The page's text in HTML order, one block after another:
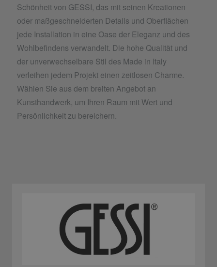
Schönheit von GESSI, das mit seinen Kreationen
oder maßgeschneiderten Details und Oberflächen
jede Installation in eine Oase der Eleganz und des
Wohlbefindens verwandelt. Die hohe Qualität und
der unverwechselbare Stil des Made in Italy
verleihen jedem Projekt einen zeitlosen Charme.
Wählen Sie aus dem breiten Angebot an
Kunsthandwerk, um Ihren Raum mit Wert und
Persönlichkeit zu bereichern.